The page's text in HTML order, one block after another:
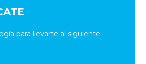
para llevarte al siguiente